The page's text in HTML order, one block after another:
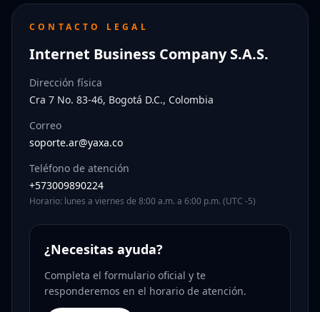
CONTACTO LEGAL
Internet Business Company S.A.S.
Dirección física
Cra 7 No. 83-46, Bogotá D.C., Colombia
Correo
soporte.ar@yaxa.co
Teléfono de atención
+573009890224
Horario: lunes a viernes de 8:00 a.m. a 6:00 p.m. (UTC -5)
¿Necesitas ayuda?
Completa el formulario oficial y te
responderemos en el horario de atención.